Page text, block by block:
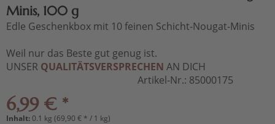
Minis, 100 g
Edle Geschenkbox mit 10 feinen Schicht-Nougat-Minis
Weil nur das Beste gut genug ist.
UNSER QUALITÄTSVERSPRECHEN AN DICH
Artikel-Nr.: 85000175
6,99 € *
Inhalt:0.1 kg (69,90 € * / 1 kg)